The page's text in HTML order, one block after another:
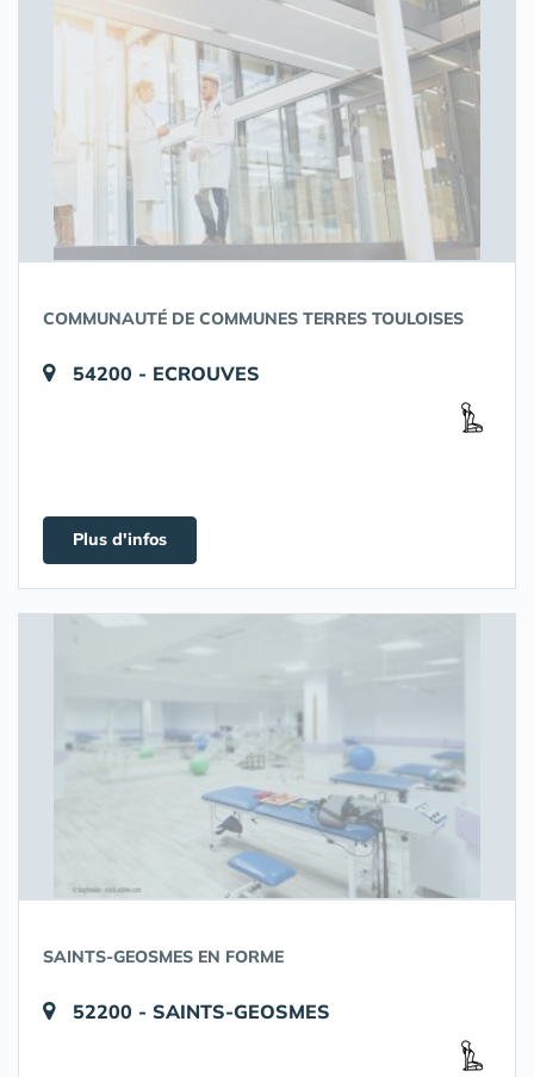
COMMUNAUTÉ DE COMMUNES TERRES TOULOISES
54200 - ECROUVES
Plus d'infos
SAINTS-GEOSMES EN FORME
52200 - SAINTS-GEOSMES